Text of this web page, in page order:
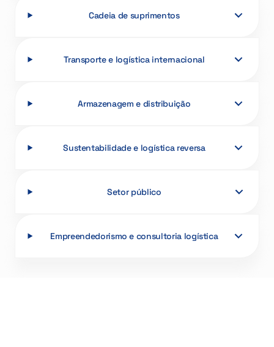
Cadeia de suprimentos
Transporte e logística internacional
Armazenagem e distribuição
Sustentabilidade e logística reversa
Setor público
Empreendedorismo e consultoria logística